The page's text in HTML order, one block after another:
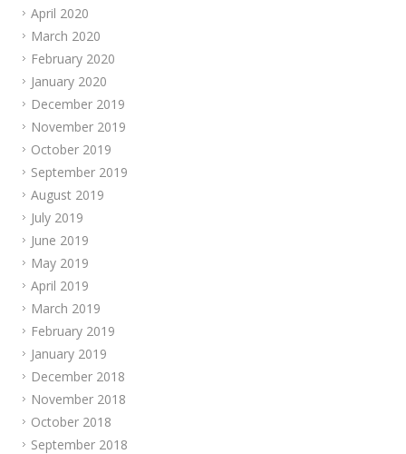
April 2020
March 2020
February 2020
January 2020
December 2019
November 2019
October 2019
September 2019
August 2019
July 2019
June 2019
May 2019
April 2019
March 2019
February 2019
January 2019
December 2018
November 2018
October 2018
September 2018